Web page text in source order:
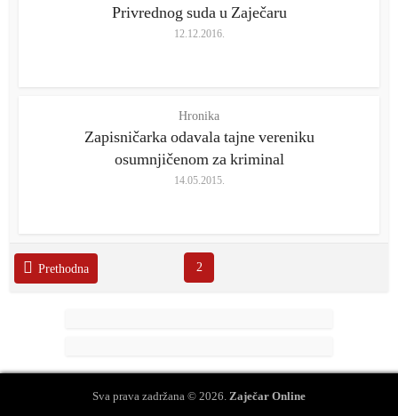
Privrednog suda u Zaječaru
12.12.2016.
Hronika
Zapisničarka odavala tajne vereniku
osumnjičenom za kriminal
14.05.2015.
Prethodna 2
Sva prava zadržana © 2026. Zaječar Online